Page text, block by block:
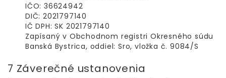
IČO: 36624942
DIČ: 2021797140
IČ DPH: SK 2021797140
Zapísaný v Obchodnom registri Okresného súdu
Banská Bystrica, oddiel: Sro, vložka č. 9084/S
7 Záverečné ustanovenia